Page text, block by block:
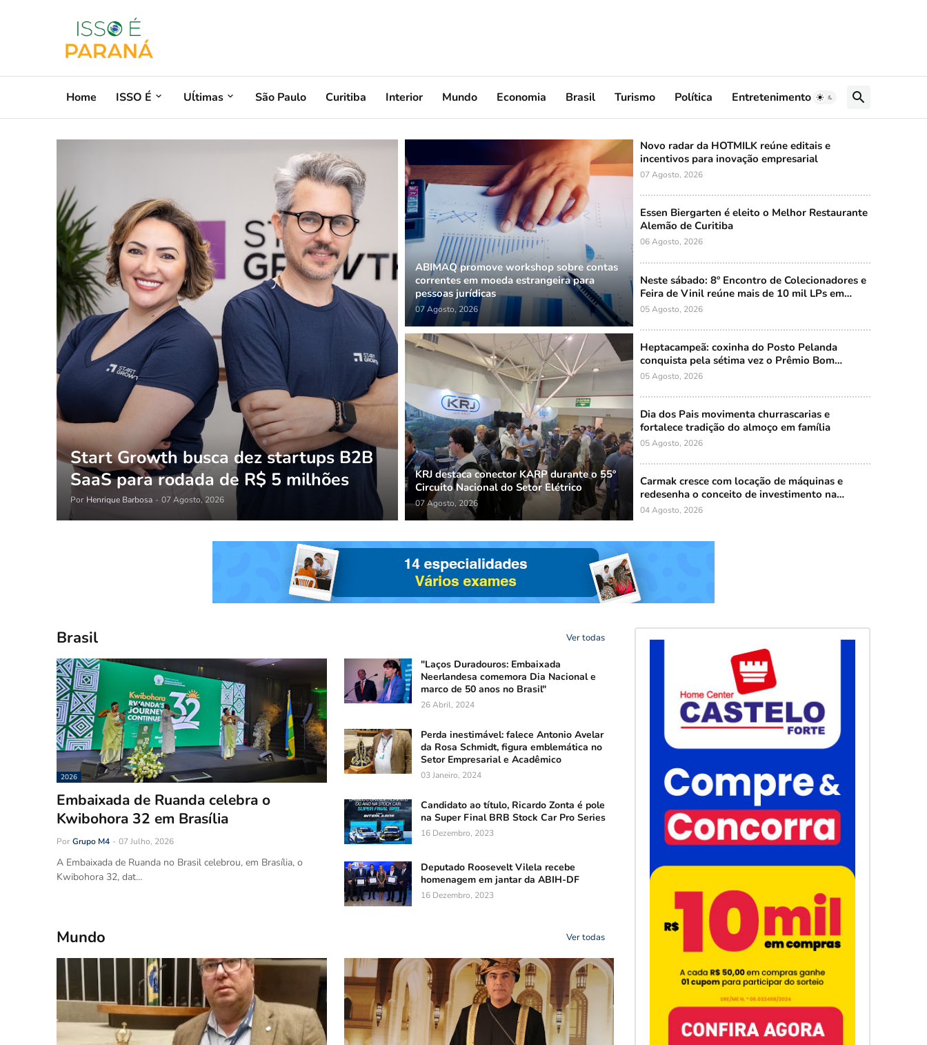
Home ISSO É Uĺtimas São Paulo Curitiba Interior Mundo Economia Brasil Turismo Política Entretenimento
Start Growth busca dez startups B2B
SaaS para rodada de R$ 5 milhões
Por Henrique Barbosa - 07 Agosto, 2026
ABIMAQ promove workshop sobre contas
correntes em moeda estrangeira para
pessoas jurídicas
07 Agosto, 2026
KRJ destaca conector KARP durante o 55º
Circuito Nacional do Setor Elétrico
07 Agosto, 2026
Novo radar da HOTMILK reúne editais e
incentivos para inovação empresarial
07 Agosto, 2026
Essen Biergarten é eleito o Melhor Restaurante
Alemão de Curitiba
06 Agosto, 2026
Neste sábado: 8º Encontro de Colecionadores e
Feira de Vinil reúne mais de 10 mil LPs em
Curitiba
05 Agosto, 2026
Heptacampeã: coxinha do Posto Pelanda
conquista pela sétima vez o Prêmio Bom
Gourmet
05 Agosto, 2026
Dia dos Pais movimenta churrascarias e
fortalece tradição do almoço em família
05 Agosto, 2026
Carmak cresce com locação de máquinas e
redesenha o conceito de investimento na
indústria brasileira
04 Agosto, 2026
Brasil Ver todas
2026
Embaixada de Ruanda celebra o
Kwibohora 32 em Brasília
Por Grupo M4 - 07 Julho, 2026
A Embaixada de Ruanda no Brasil celebrou, em Brasília, o
Kwibohora 32, dat…
"Laços Duradouros: Embaixada
Neerlandesa comemora Dia Nacional e
marco de 50 anos no Brasil"
26 Abril, 2024
Perda inestimável: falece Antonio Avelar
da Rosa Schmidt, figura emblemática no
Setor Empresarial e Acadêmico
03 Janeiro, 2024
Candidato ao título, Ricardo Zonta é pole
na Super Final BRB Stock Car Pro Series
16 Dezembro, 2023
Deputado Roosevelt Vilela recebe
homenagem em jantar da ABIH-DF
16 Dezembro, 2023
Mundo Ver todas